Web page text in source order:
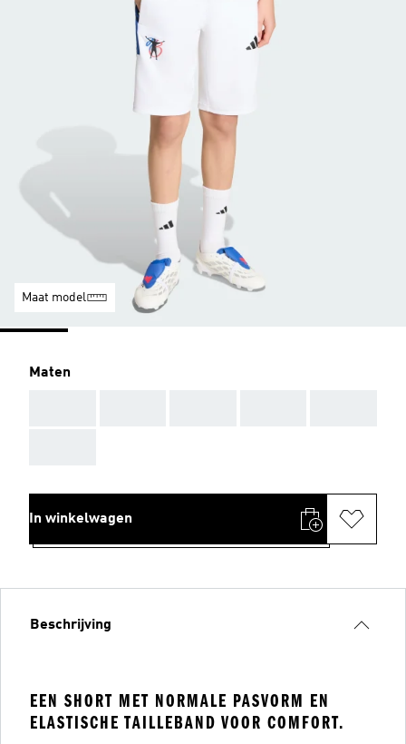
Maat model
Maten
In winkelwagen
Beschrijving
EEN SHORT MET NORMALE PASVORM EN
ELASTISCHE TAILLEBAND VOOR COMFORT.